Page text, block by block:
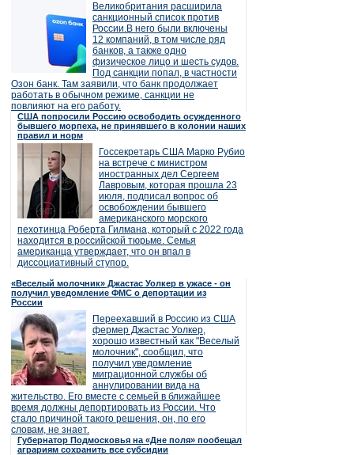
Великобритания расширила
санкционный список против
России.В него были включены
12 компаний, в том числе ряд
банков, а также одно
физическое лицо и шесть судов.
Под санкции попал, в частности
Озон банк. Там заявили, что банк продолжает
работать в обычном режиме, санкции не
повлияют на его работу.
США попросили Россию освободить осужденного
бывшего морпеха, не принявшего в колонии наших
правил и норм
Госсекретарь США Марко Рубио
на встрече с министром
иностранных дел Сергеем
Лавровым, которая прошла 23
июля, подписал вопрос об
освобождении бывшего
американского морского
пехотинца Роберта Гилмана, который с 2022 года
находится в российской тюрьме. Семья
американца утверждает, что он впал в
диссоциативный ступор.
«Веселый молочник» Джастас Уолкер в ужасе - он
получил уведомление ФМС о депортации из
России
Переехавший в Россию из США
фермер Джастас Уолкер,
хорошо известный как "Веселый
молочник", сообщил, что
получил уведомление
миграционной службы об
аннулировании вида на
жительство. Его вместе с семьей в ближайшее
время должны депортировать из России. Что
стало причиной такого решения, он, по его
словам, не знает.
Губернатор Подмосковья на «Дне поля» пообещал
аграриям сохранить все субсидии